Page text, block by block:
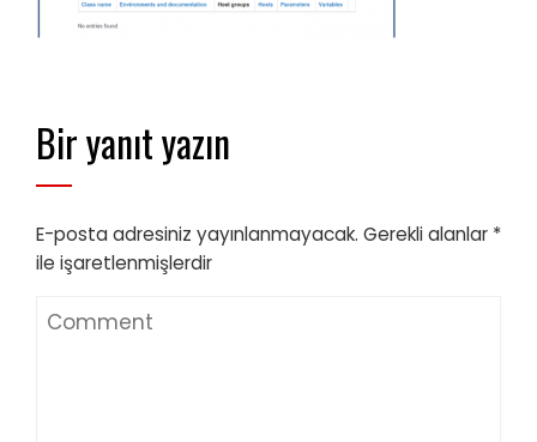
Bir yanıt yazın
E-posta adresiniz yayınlanmayacak. Gerekli alanlar *
ile işaretlenmişlerdir